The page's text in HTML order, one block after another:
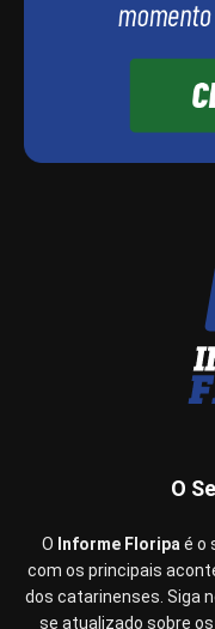
O
O Informe Floripaé o
com os principais
dos catarinenses. Siga
se atualizado sobre